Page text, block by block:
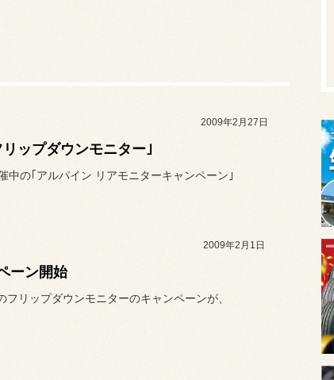
2009年2月27日
ップダウンモニター｣
中の｢アルパイン リアモニターキャンペーン｣
2009年2月1日
ーン開始
フリップダウンモニターのキャンペーンが、